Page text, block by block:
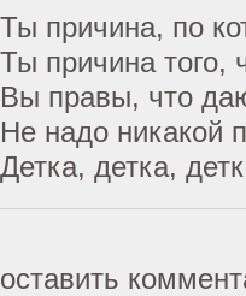
Ты причина, по
Ты причина того,
Вы правы, что
Не надо никакой
Детка, детка,
оставить